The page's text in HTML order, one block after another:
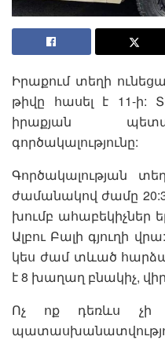
Իրաքում տեղի
թիվը հասել է 11-ի:
իրաքյան
գործակալությունը:
Գործակալության
ժամանակով ժամը
խումբ ահաբեկիչներ
Ալբու Բալի գյուղի
կես ժամ տևած
է 8 խաղաղ բնակիչ,
Ոչ ոք դեռևս չի